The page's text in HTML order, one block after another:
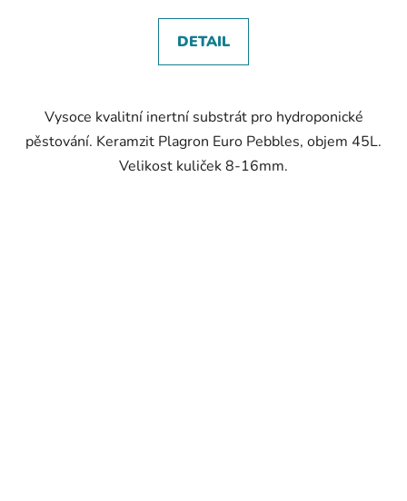
DETAIL
Vysoce kvalitní inertní substrát pro hydroponické
pěstování. Keramzit Plagron Euro Pebbles, objem 45L.
Velikost kuliček 8-16mm.